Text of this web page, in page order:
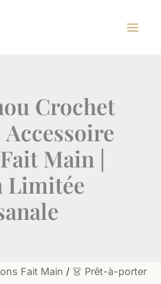
Crochet
Main |
Limitée
Fait Main / 👗 Prêt-à-porter
Accessoire
Cheveux
Fait
Main
|
Edition
Limitée